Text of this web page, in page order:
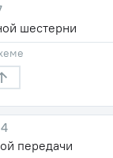
шестерни
передачи